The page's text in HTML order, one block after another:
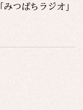
みつばちラジオ 」